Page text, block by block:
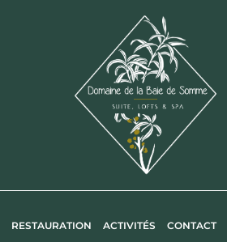
RESTAURATION ACTIVITÉS CONTACT